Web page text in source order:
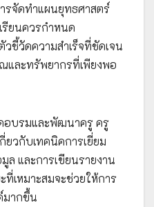
รจัดทำแผนยุทธศาสตร์
รียนควรกำหนด
ชี้วัดความสำเร็จที่ชัดเจน
และทรัพยากรที่เพียงพอ
อบรมและพัฒนาครู ครู
วกับเทคนิคการเยี่ยม
ล และการเขียนรายงาน
เหมาะสมจะช่วยให้การ
มากขึ้น